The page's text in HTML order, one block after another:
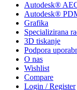
Autodesk®
Autodesk®
Grafika
Specializirana
3D tiskanje
Podpora
O nas
Wishlist
Compare
Login / Register